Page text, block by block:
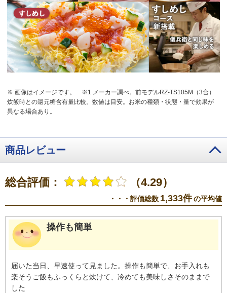
※ 画像はイメージです。
※1 メーカー調べ。前モデルRZ-TS105M（3合）
炊飯時との還元糖含有量比較。数値は目安。お米の種類・状態・量で効果が
異なる場合あり。
商品レビュー
総合評価： （4.29）
・・・評価総数 1,333件の平均値
操作も簡単
届いた当日、早速使って見ました。操作も簡単で、お手入れも
楽そうご飯もふっくらと炊けて、冷めても美味しさそのままで
した